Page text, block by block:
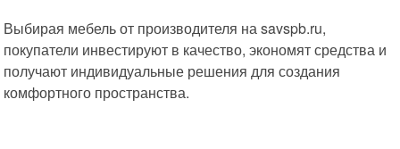
Выбирая мебель от производителя на savspb.ru,
покупатели инвестируют в качество, экономят средства и
получают индивидуальные решения для создания
комфортного пространства.